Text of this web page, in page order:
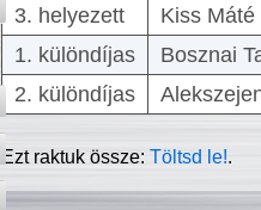
3. helyezett
Kiss
1. különdíjas
Bosznai
2. különdíjas
Ezt raktuk össze:Töltsd le!.